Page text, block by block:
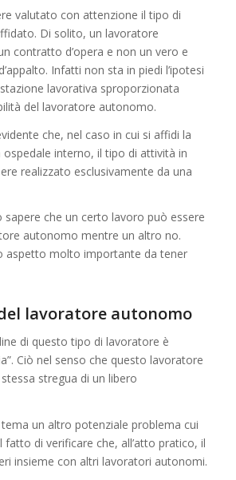
valutato con attenzione il tipo di
Di solito, un lavoratore
contratto d’opera e non un vero e
Infatti non sta in piedi l’ipotesi
lavorativa sproporzionata
del lavoratore autonomo.
che, nel caso in cui si affidi la
ospedale interno, il tipo di attività in
realizzato esclusivamente da una
sapere che un certo lavoro può essere
autonomo mentre un altro no.
aspetto molto importante da tener
lavoratore autonomo
di questo tipo di lavoratore è
Ciò nel senso che questo lavoratore
stregua di un libero
un altro potenziale problema cui
di verificare che, all’atto pratico, il
insieme con altri lavoratori autonomi.